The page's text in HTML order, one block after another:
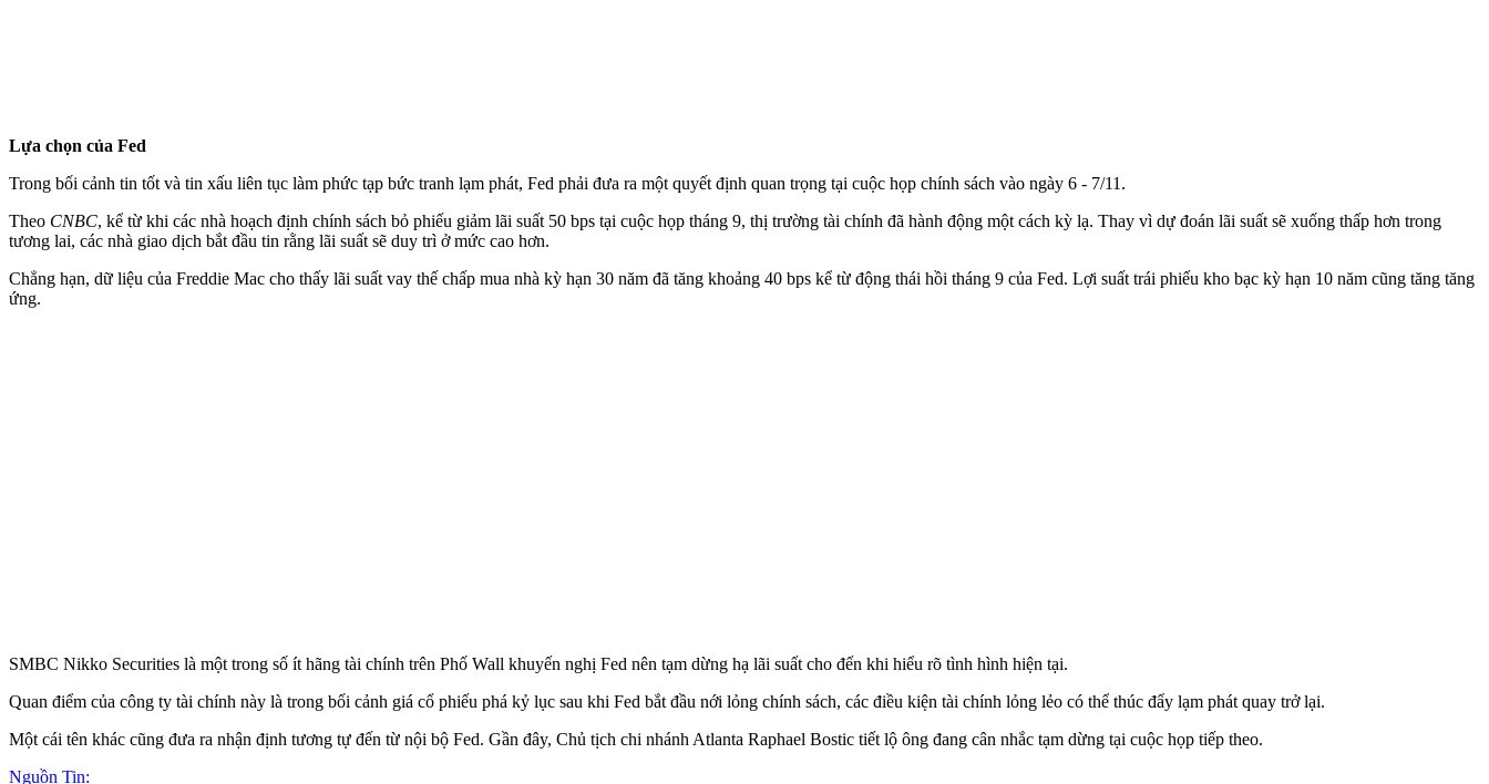
Lựa chọn của Fed
Trong bối cảnh tin tốt và tin xấu liên tục làm phức tạp bức tranh lạm phát, Fed phải đưa ra một quyết định quan trọng tại cuộc họp chính sách vào ngày 6 - 7/11.
Theo CNBC, kể từ khi các nhà hoạch định chính sách bỏ phiếu giảm lãi suất 50 bps tại cuộc họp tháng 9, thị trường tài chính đã hành động một cách kỳ lạ. Thay vì dự đoán lãi suất sẽ xuống thấp hơn trong
tương lai, các nhà giao dịch bắt đầu tin rằng lãi suất sẽ duy trì ở mức cao hơn.
Chẳng hạn, dữ liệu của Freddie Mac cho thấy lãi suất vay thế chấp mua nhà kỳ hạn 30 năm đã tăng khoảng 40 bps kể từ động thái hồi tháng 9 của Fed. Lợi suất trái phiếu kho bạc kỳ hạn 10 năm cũng tăng tăng
ứng.
SMBC Nikko Securities là một trong số ít hãng tài chính trên Phố Wall khuyến nghị Fed nên tạm dừng hạ lãi suất cho đến khi hiểu rõ tình hình hiện tại.
Quan điểm của công ty tài chính này là trong bối cảnh giá cổ phiếu phá kỷ lục sau khi Fed bắt đầu nới lỏng chính sách, các điều kiện tài chính lỏng lẻo có thể thúc đẩy lạm phát quay trở lại.
Một cái tên khác cũng đưa ra nhận định tương tự đến từ nội bộ Fed. Gần đây, Chủ tịch chi nhánh Atlanta Raphael Bostic tiết lộ ông đang cân nhắc tạm dừng tại cuộc họp tiếp theo.
Nguồn Tin: